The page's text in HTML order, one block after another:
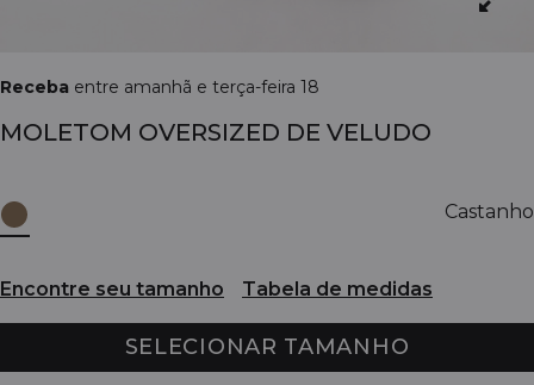
Receba entre amanhã e terça-feira 18
MOLETOM OVERSIZED DE VELUDO
Castanho
Encontre seu tamanho Tabela de medidas
SELECIONAR TAMANHO